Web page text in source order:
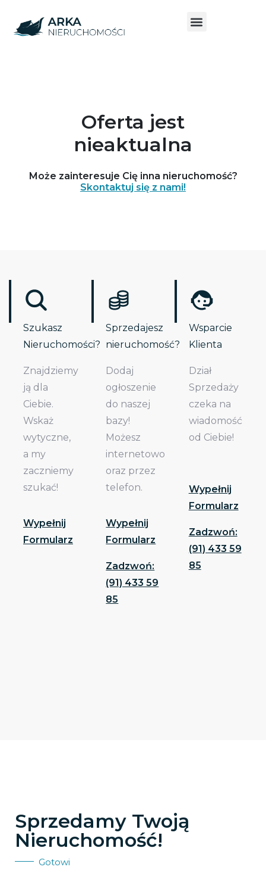
Oferta jest
nieaktualna
Może zainteresuje Cię inna nieruchomość?
Skontaktuj się z nami!
Szukasz
Nieruchomości?
Znajdziemy
ją dla
Ciebie.
Wskaż
wytyczne,
a my
zaczniemy
szukać!
Wypełnij
Formularz
Sprzedajesz
nieruchomość?
Dodaj
ogłoszenie
do naszej
bazy!
Możesz
internetowo
oraz przez
telefon.
Wypełnij
Formularz
Zadzwoń:
(91) 433 59
85
Wsparcie
Klienta
Dział
Sprzedaży
czeka na
wiadomość
od Ciebie!
Wypełnij
Formularz
Zadzwoń:
(91) 433 59
85
Sprzedamy Twoją
Nieruchomość!
Gotowi